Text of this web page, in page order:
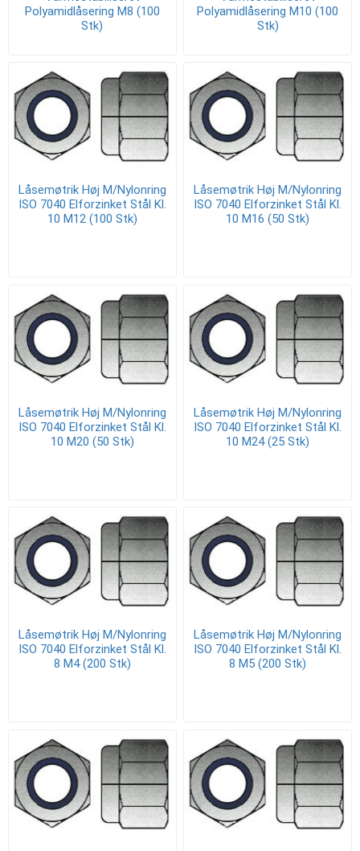
Polyamidlåsering M8 (100
Stk)
Polyamidlåsering M10 (100
Stk)
Låsemøtrik Høj M/Nylonring
ISO 7040 Elforzinket Stål Kl.
10 M12 (100 Stk)
Låsemøtrik Høj M/Nylonring
ISO 7040 Elforzinket Stål Kl.
10 M16 (50 Stk)
Låsemøtrik Høj M/Nylonring
ISO 7040 Elforzinket Stål Kl.
10 M20 (50 Stk)
Låsemøtrik Høj M/Nylonring
ISO 7040 Elforzinket Stål Kl.
10 M24 (25 Stk)
Låsemøtrik Høj M/Nylonring
ISO 7040 Elforzinket Stål Kl.
8 M4 (200 Stk)
Låsemøtrik Høj M/Nylonring
ISO 7040 Elforzinket Stål Kl.
8 M5 (200 Stk)